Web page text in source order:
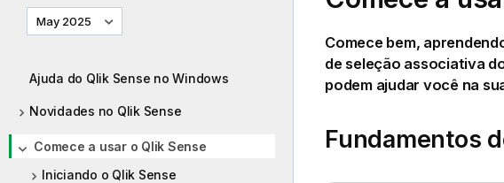
May 2025
Ajuda do Qlik Sense no Windows
Novidades no Qlik Sense
Comece a usar o Qlik Sense
Iniciando o Qlik Sense
Comece bem,
de seleção associativa
podem ajudar você na
Fundamentos